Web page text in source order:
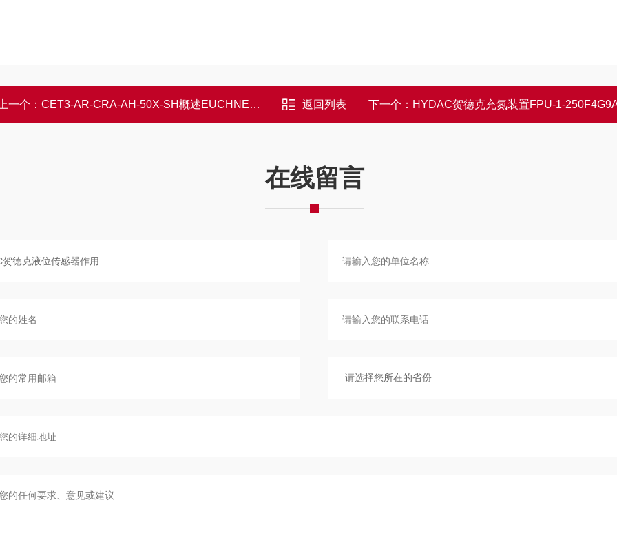
一个： CET3-AR-CRA-AH-50X-SH概述EUCHNER安全开关 非接触式110103 返回列表 下一个： HYDAC贺德克充氮装置FPU-1-
在线留言